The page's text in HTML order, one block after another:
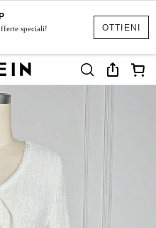
OTTIENI
speciali!